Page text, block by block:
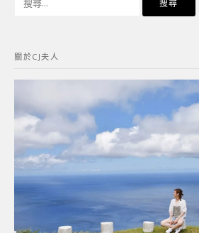
字:
關於CJ夫人